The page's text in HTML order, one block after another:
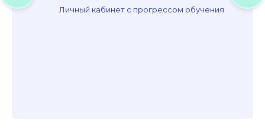
Личный кабинет с прогрессом обучения